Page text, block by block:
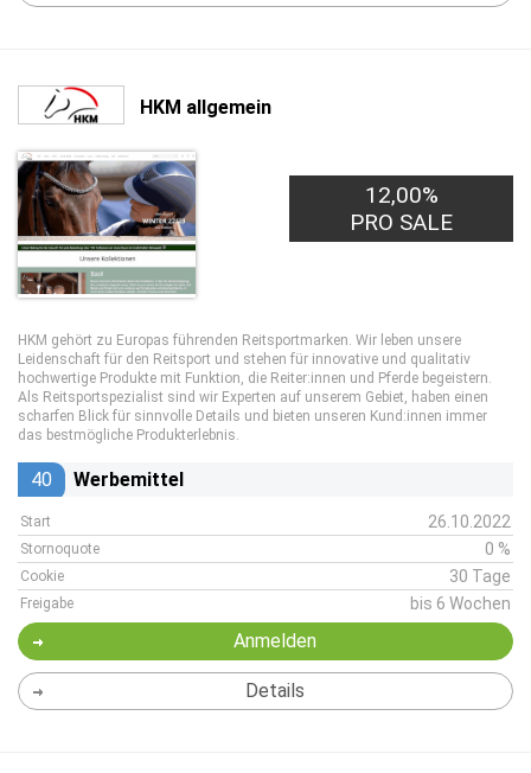
HKM allgemein
12,00%
PRO SALE
HKM gehört zu Europas führenden Reitsportmarken. Wir leben unsere
Leidenschaft für den Reitsport und stehen für innovative und qualitativ
hochwertige Produkte mit Funktion, die Reiter:innen und Pferde begeistern.
Als Reitsportspezialist sind wir Experten auf unserem Gebiet, haben einen
scharfen Blick für sinnvolle Details und bieten unseren Kund:innen immer
das bestmögliche Produkterlebnis.
40 Werbemittel
Start 26.10.2022
Stornoquote 0 %
Cookie 30 Tage
Freigabe bis 6 Wochen
Anmelden
Details